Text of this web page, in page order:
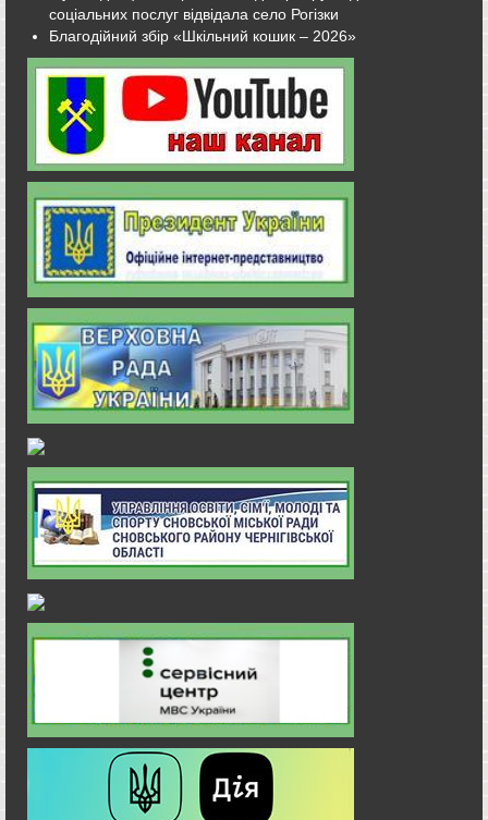
соціальних послуг відвідала село Рогізки
Благодійний збір «Шкільний кошик – 2026»